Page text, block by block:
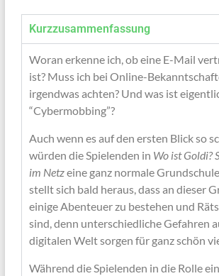
Kurzzusammenfassung
Woran erkenne ich, ob eine E-Mail
ist? Muss ich bei Online-
irgendwas achten? Und was ist
“Cybermobbing”?
Auch wenn es auf den ersten Blick so
würden die Spielenden in Wo ist Goldi?
im Netzeine ganz normale
stellt sich bald heraus, dass an dieser
einige Abenteuer zu bestehen und
sind, denn unterschiedliche Gefahren
digitalen Welt sorgen für ganz schön
Während die Spielenden in die Rolle